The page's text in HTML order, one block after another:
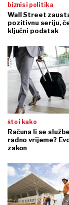
biznis i politika
Wall Street
pozitivnu seriju,
ključni podatak
što i kako
Računa li se
radno vrijeme?
zakon